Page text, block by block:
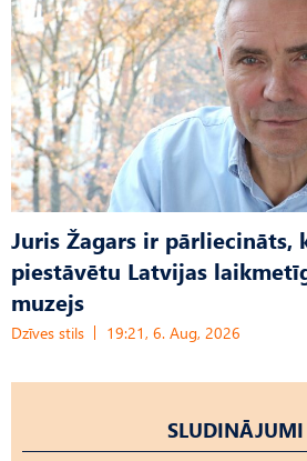
Juris Žagars ir pārliecināts,
piestāvētu Latvijas
muzejs
Dzīves stils 19:21, 6. Aug, 2026
SLUDINĀJUMI